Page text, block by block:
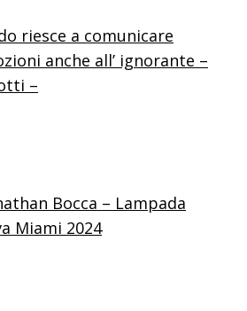
riesce a comunicare
anche all’ ignorante –
–
Bocca – Lampada
Miami 2024